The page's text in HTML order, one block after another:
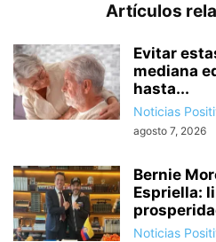
Artículos
Evitar
mediana
hasta...
Noticias
agosto 7, 2026
Bernie
Espriella:
Noticias